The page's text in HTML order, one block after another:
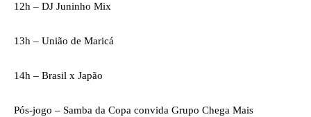
12h – DJ Juninho Mix
13h – União de Maricá
14h – Brasil x Japão
Pós-jogo – Samba da Copa convida Grupo Chega Mais